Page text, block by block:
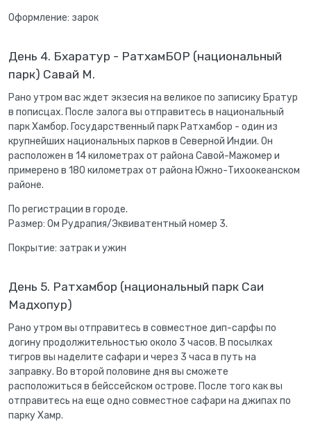
Оформление: зарок
День 4. Бхаратур - РатхамБОР (национальный
парк) Савай М.
Рано утром вас ждет экзесия на великое по записику Братур
в пописцах. После залога вы отправитесь в национальный
парк Хамбор. Государственный парк Ратхамбор - один из
крупнейших национальных парков в Северной Индии. Он
расположен в 14 километрах от района Савой-Мажомер и
примерено в 180 километрах от района Южно-Тихоокеанском
районе.
По регистрации в городе.
Размер: Ом Рудрапия/Эквиватентный номер 3.
Покрытие: затрак и ужин
День 5. Ратхамбор (национальный парк Саи
Мадхопур)
Рано утром вы отправитесь в совместное дип-сарфы по
догину продолжительностью около 3 часов. В посылках
тигров вы наделите сафари и через 3 часа в путь на
заправку. Во второй половине дня вы сможете
расположиться в бейссейском острове. После того как вы
отправитесь на еще одно совместное сафари на джипах по
парку Хамр.